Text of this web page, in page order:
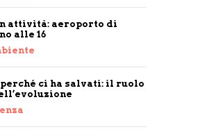
attività: aeroporto di
alle 16
ci ha salvati: il ruolo